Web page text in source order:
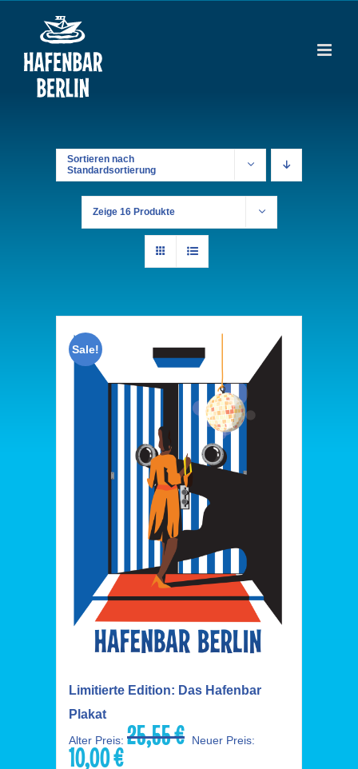
springen
Sortieren nach
Standardsortierung
Zeige 16 Produkte
Sale!
Limitierte Edition: Das Hafenbar
Plakat
Alter Preis: 25,55€
Ursprünglicher
Neuer Preis:
10,00€Aktueller